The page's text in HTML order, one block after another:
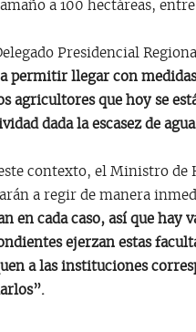
a 100 hectáreas,
Presidencial
a permitir llegar con
agricultores que hoy se
dada la escasez de
contexto, el Ministro de
a regir de manera
en cada caso, así que hay
ejerzan estas
a las instituciones